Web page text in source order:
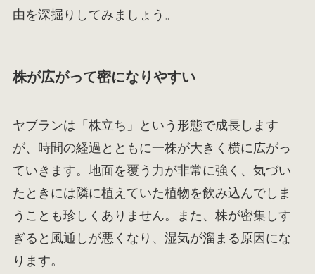
由を深掘りしてみましょう。
株が広がって密になりやすい
ヤブランは「株立ち」という形態で成長します
が、時間の経過とともに一株が大きく横に広がっ
ていきます。地面を覆う力が非常に強く、気づい
たときには隣に植えていた植物を飲み込んでしま
うことも珍しくありません。また、株が密集しす
ぎると風通しが悪くなり、湿気が溜まる原因にな
ります。